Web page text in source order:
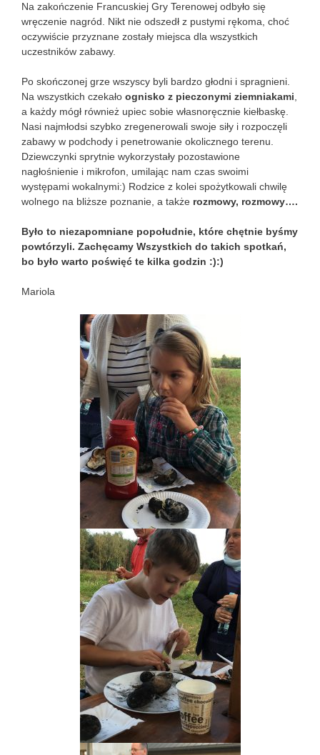
Na zakończenie Francuskiej Gry Terenowej odbyło się
wręczenie nagród. Nikt nie odszedł z pustymi rękoma, choć
oczywiście przyznane zostały miejsca dla wszystkich
uczestników zabawy.
Po skończonej grze wszyscy byli bardzo głodni i spragnieni.
Na wszystkich czekało ognisko z pieczonymi ziemniakami,
a każdy mógł również upiec sobie własnoręcznie kiełbaskę.
Nasi najmłodsi szybko zregenerowali swoje siły i rozpoczęli
zabawy w podchody i penetrowanie okolicznego terenu.
Dziewczynki sprytnie wykorzystały pozostawione
nagłośnienie i mikrofon, umilając nam czas swoimi
występami wokalnymi:) Rodzice z kolei spożytkowali chwilę
wolnego na bliższe poznanie, a także rozmowy, rozmowy….
Było to niezapomniane popołudnie, które chętnie byśmy
powtórzyli. Zachęcamy Wszystkich do takich spotkań,
bo było warto poświęć te kilka godzin :):)
Mariola